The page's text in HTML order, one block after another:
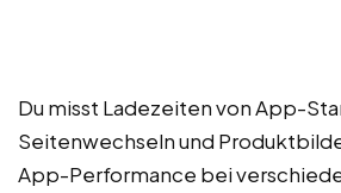
Du misst Ladezeiten von App-
Seitenwechseln und
App-Performance bei